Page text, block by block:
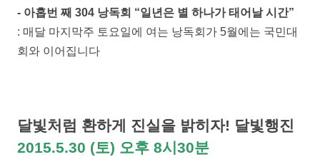
- 아홉번 째 304 낭독회 “일년은 별 하나가 태어날 시간”
: 매달 마지막주 토요일에 여는 낭독회가 5월에는 국민대
회와 이어집니다
달빛처럼 환하게 진실을 밝히자! 달빛행진
2015.5.30 (토) 오후 8시30분